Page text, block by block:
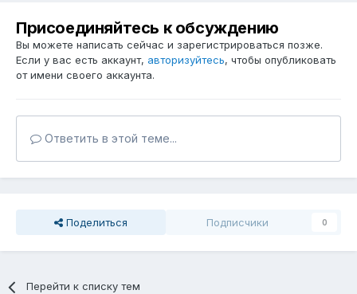
Присоединяйтесь к обсуждению
Вы можете написать сейчас и зарегистрироваться позже.
Если у вас есть аккаунт, авторизуйтесь, чтобы опубликовать
от имени своего аккаунта.
Ответить в этой теме...
Поделиться Подписчики 0
Перейти к списку тем